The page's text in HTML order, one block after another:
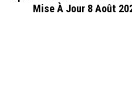
Mise À Jour 8 Août